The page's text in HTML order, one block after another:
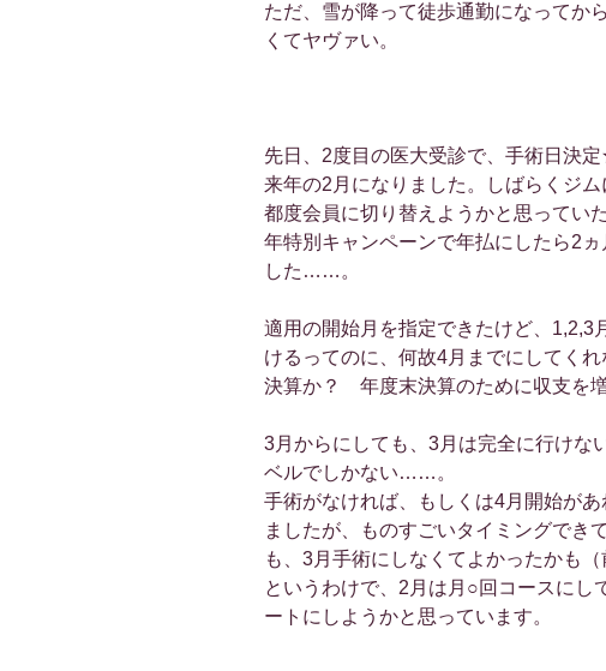
ただ、雪が降って徒歩通勤になってか
くてヤヴァい。
先日、2度目の医大受診で、手術日決
来年の2月になりました。しばらくジ
都度会員に切り替えようかと思ってい
年特別キャンペーンで年払にしたら2
した……。
適用の開始月を指定できたけど、
けるってのに、何故4月までにしてく
決算か？ 年度末決算のために収支を
3月からにしても、3月は完全に行けな
ベルでしかない……。
手術がなければ、もしくは4月開始が
ましたが、ものすごいタイミングで
も、3月手術にしなくてよかったかも（
というわけで、2月は月○回コースにし
ートにしようかと思っています。